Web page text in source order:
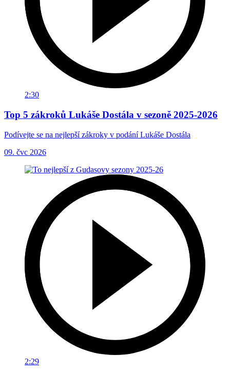
2:30
Top 5 zákroků Lukáše Dostála v sezoně 2025-2026
Podívejte se na nejlepší zákroky v podání Lukáše Dostála
09. čvc 2026
2:29